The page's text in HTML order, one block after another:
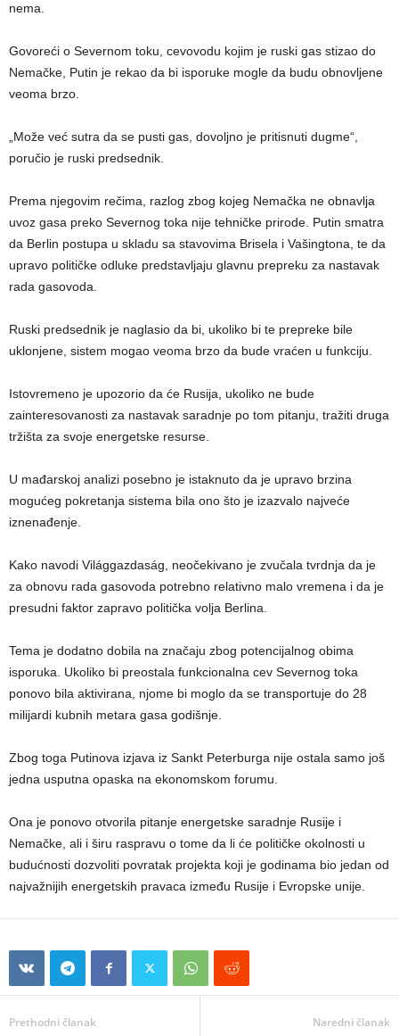
nema.
Govoreći o Severnom toku, cevovodu kojim je ruski gas stizao do
Nemačke, Putin je rekao da bi isporuke mogle da budu obnovljene
veoma brzo.
„Može već sutra da se pusti gas, dovoljno je pritisnuti dugme“,
poručio je ruski predsednik.
Prema njegovim rečima, razlog zbog kojeg Nemačka ne obnavlja
uvoz gasa preko Severnog toka nije tehničke prirode. Putin smatra
da Berlin postupa u skladu sa stavovima Brisela i Vašingtona, te da
upravo političke odluke predstavljaju glavnu prepreku za nastavak
rada gasovoda.
Ruski predsednik je naglasio da bi, ukoliko bi te prepreke bile
uklonjene, sistem mogao veoma brzo da bude vraćen u funkciju.
Istovremeno je upozorio da će Rusija, ukoliko ne bude
zainteresovanosti za nastavak saradnje po tom pitanju, tražiti druga
tržišta za svoje energetske resurse.
U mađarskoj analizi posebno je istaknuto da je upravo brzina
mogućeg pokretanja sistema bila ono što je izazvalo najveće
iznenađenje.
Kako navodi Világgazdaság, neočekivano je zvučala tvrdnja da je
za obnovu rada gasovoda potrebno relativno malo vremena i da je
presudni faktor zapravo politička volja Berlina.
Tema je dodatno dobila na značaju zbog potencijalnog obima
isporuka. Ukoliko bi preostala funkcionalna cev Severnog toka
ponovo bila aktivirana, njome bi moglo da se transportuje do 28
milijardi kubnih metara gasa godišnje.
Zbog toga Putinova izjava iz Sankt Peterburga nije ostala samo još
jedna usputna opaska na ekonomskom forumu.
Ona je ponovo otvorila pitanje energetske saradnje Rusije i
Nemačke, ali i širu raspravu o tome da li će političke okolnosti u
budućnosti dozvoliti povratak projekta koji je godinama bio jedan od
najvažnijih energetskih pravaca između Rusije i Evropske unije.
Prethodni članak Naredni članak